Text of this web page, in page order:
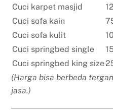
Cuci karpet masjid
Cuci sofa kain
Cuci sofa kulit
Cuci springbed single
Cuci springbed king size
(Harga bisa berbeda
jasa.)